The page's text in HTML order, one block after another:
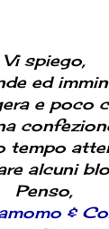
Vi spiego,
ed
e poco
tempo
alcuni
Penso,
&